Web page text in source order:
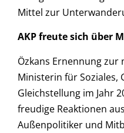
Mittel zur
AKP freute sich über
Özkans Ernennung zur
Ministerin für Soziales,
Gleichstellung im Jahr
freudige Reaktionen
Außenpolitiker und